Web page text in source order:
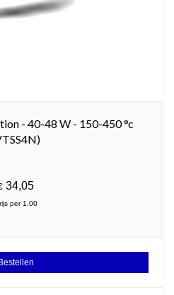
- 40-48 W - 150-450 °c
34,05
per 1.00
Bestellen